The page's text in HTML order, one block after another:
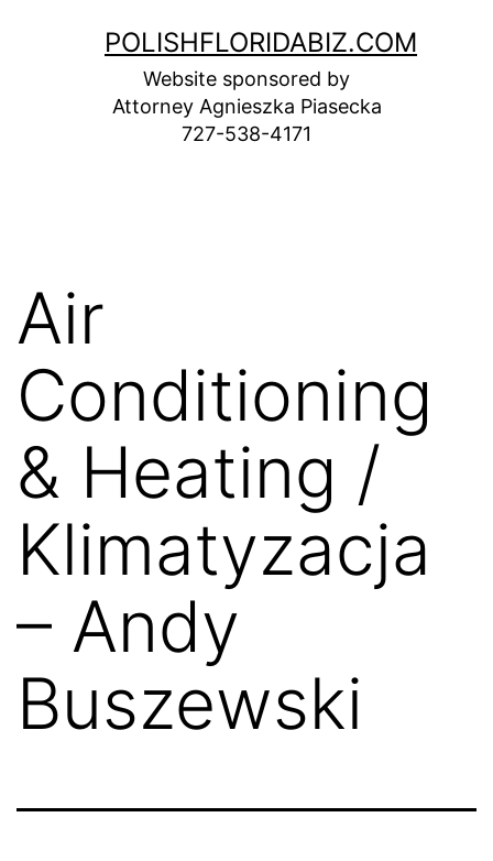
POLISHFLORIDABIZ.COM
Website sponsored by
Attorney Agnieszka Piasecka
727-538-4171
Air
Conditioning
& Heating /
Klimatyzacja
– Andy
Buszewski